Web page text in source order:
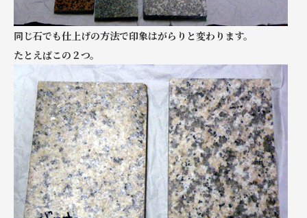
同じ石でも仕上げの方法で印象はがらりと変わります。
たとえばこの２つ。